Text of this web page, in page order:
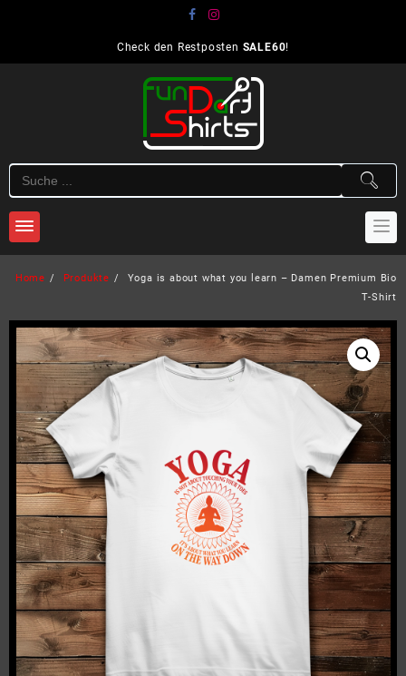
Check den Restposten SALE60!
Home Produkte
Yoga is about what you learn – Damen Premium Bio
T-Shirt